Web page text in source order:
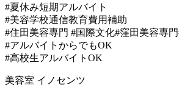
#夏休み短期アルバイト
#美容学校通信教育費用補助
#住田美容専門 #国際文化#窪田美容専
#アルバイトからでもOK
#高校生アルバイトOK
美容室 イノセンツ